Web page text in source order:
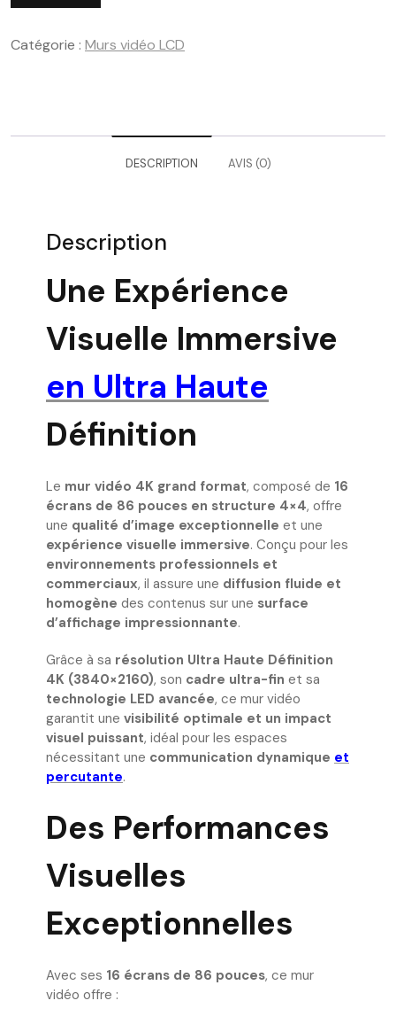
Catégorie : Murs vidéo LCD
DESCRIPTION AVIS (0)
Description
Une Expérience
Visuelle Immersive
en Ultra Haute
Définition
Le mur vidéo 4K grand format, composé de 16
écrans de 86 pouces en structure 4×4, offre
une qualité d’image exceptionnelle et une
expérience visuelle immersive. Conçu pour les
environnements professionnels et
commerciaux, il assure une diffusion fluide et
homogène des contenus sur une surface
d’affichage impressionnante.
Grâce à sa résolution Ultra Haute Définition
4K (3840×2160), son cadre ultra-fin et sa
technologie LED avancée, ce mur vidéo
garantit une visibilité optimale et un impact
visuel puissant, idéal pour les espaces
nécessitant une communication dynamique et
percutante.
Des Performances
Visuelles
Exceptionnelles
Avec ses 16 écrans de 86 pouces, ce mur
vidéo offre :